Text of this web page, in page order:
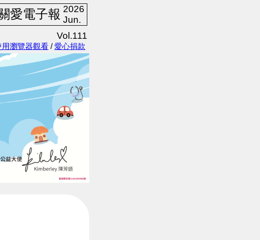
愛電子報 2026
Jun.
Vol.111
用瀏覽器觀看 /愛心捐款